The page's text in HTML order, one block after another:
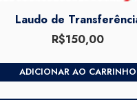
Laudo de
R$150,00
ADICIONAR AO CARRINHO